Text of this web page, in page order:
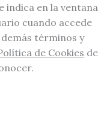
indica en la ventana
cuando accede
términos y
de Cookies de